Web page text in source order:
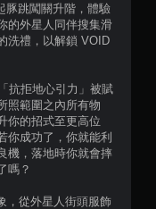
豚跳闖關升階，體驗
的外星人同伴搜集滑
洗禮，以解鎖 VOID
抗拒地心引力」被賦
照範圍之內所有物
你的招式至更高位
你成功了，你就能利
機，落地時你就會摔
嗎？
，從外星人街頭服飾